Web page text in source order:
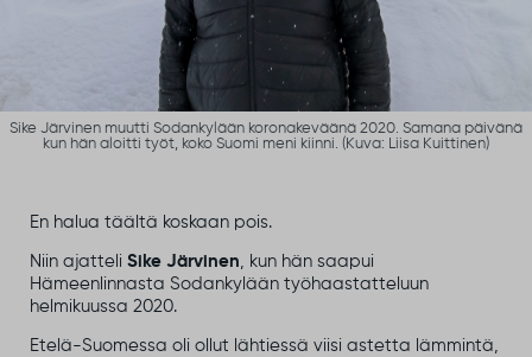
Sike Järvinen muutti Sodankylään koronakeväänä 2020. Samana päivänä
kun hän aloitti työt, koko Suomi meni kiinni. (Kuva: Liisa Kuittinen)
En halua täältä koskaan pois.
Niin ajatteli Sike Järvinen, kun hän saapui
Hämeenlinnasta Sodankylään työhaastatteluun
helmikuussa 2020.
Etelä-Suomessa oli ollut lähtiessä viisi astetta lämmintä,